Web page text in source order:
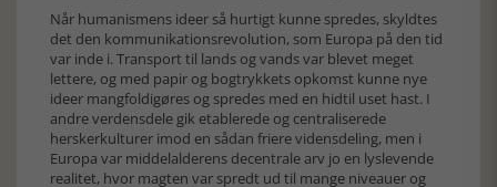
Når humanismens ideer så hurtigt kunne spredes, skyldtes
det den kommunikationsrevolution, som Europa på den tid
var inde i. Transport til lands og vands var blevet meget
lettere, og med papir og bogtrykkets opkomst kunne nye
ideer mangfoldigøres og spredes med en hidtil uset hast. I
andre verdensdele gik etablerede og centraliserede
herskerkulturer imod en sådan friere vidensdeling, men i
Europa var middelalderens decentrale arv jo en lyslevende
realitet, hvor magten var spredt ud til mange niveauer og